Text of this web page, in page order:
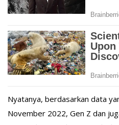
Nyatanya, berdasarkan data
November 2022, Gen Z dan